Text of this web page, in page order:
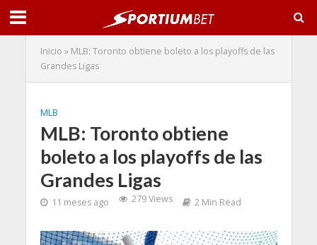
Inicio » MLB: Toronto obtiene boleto a los playoffs de las
Grandes Ligas
MLB
MLB: Toronto obtiene
boleto a los playoffs de las
Grandes Ligas
11 meses ago 279 Views 2 Min Read